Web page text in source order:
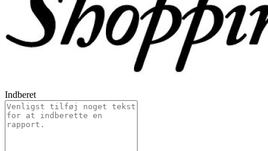
Indberet